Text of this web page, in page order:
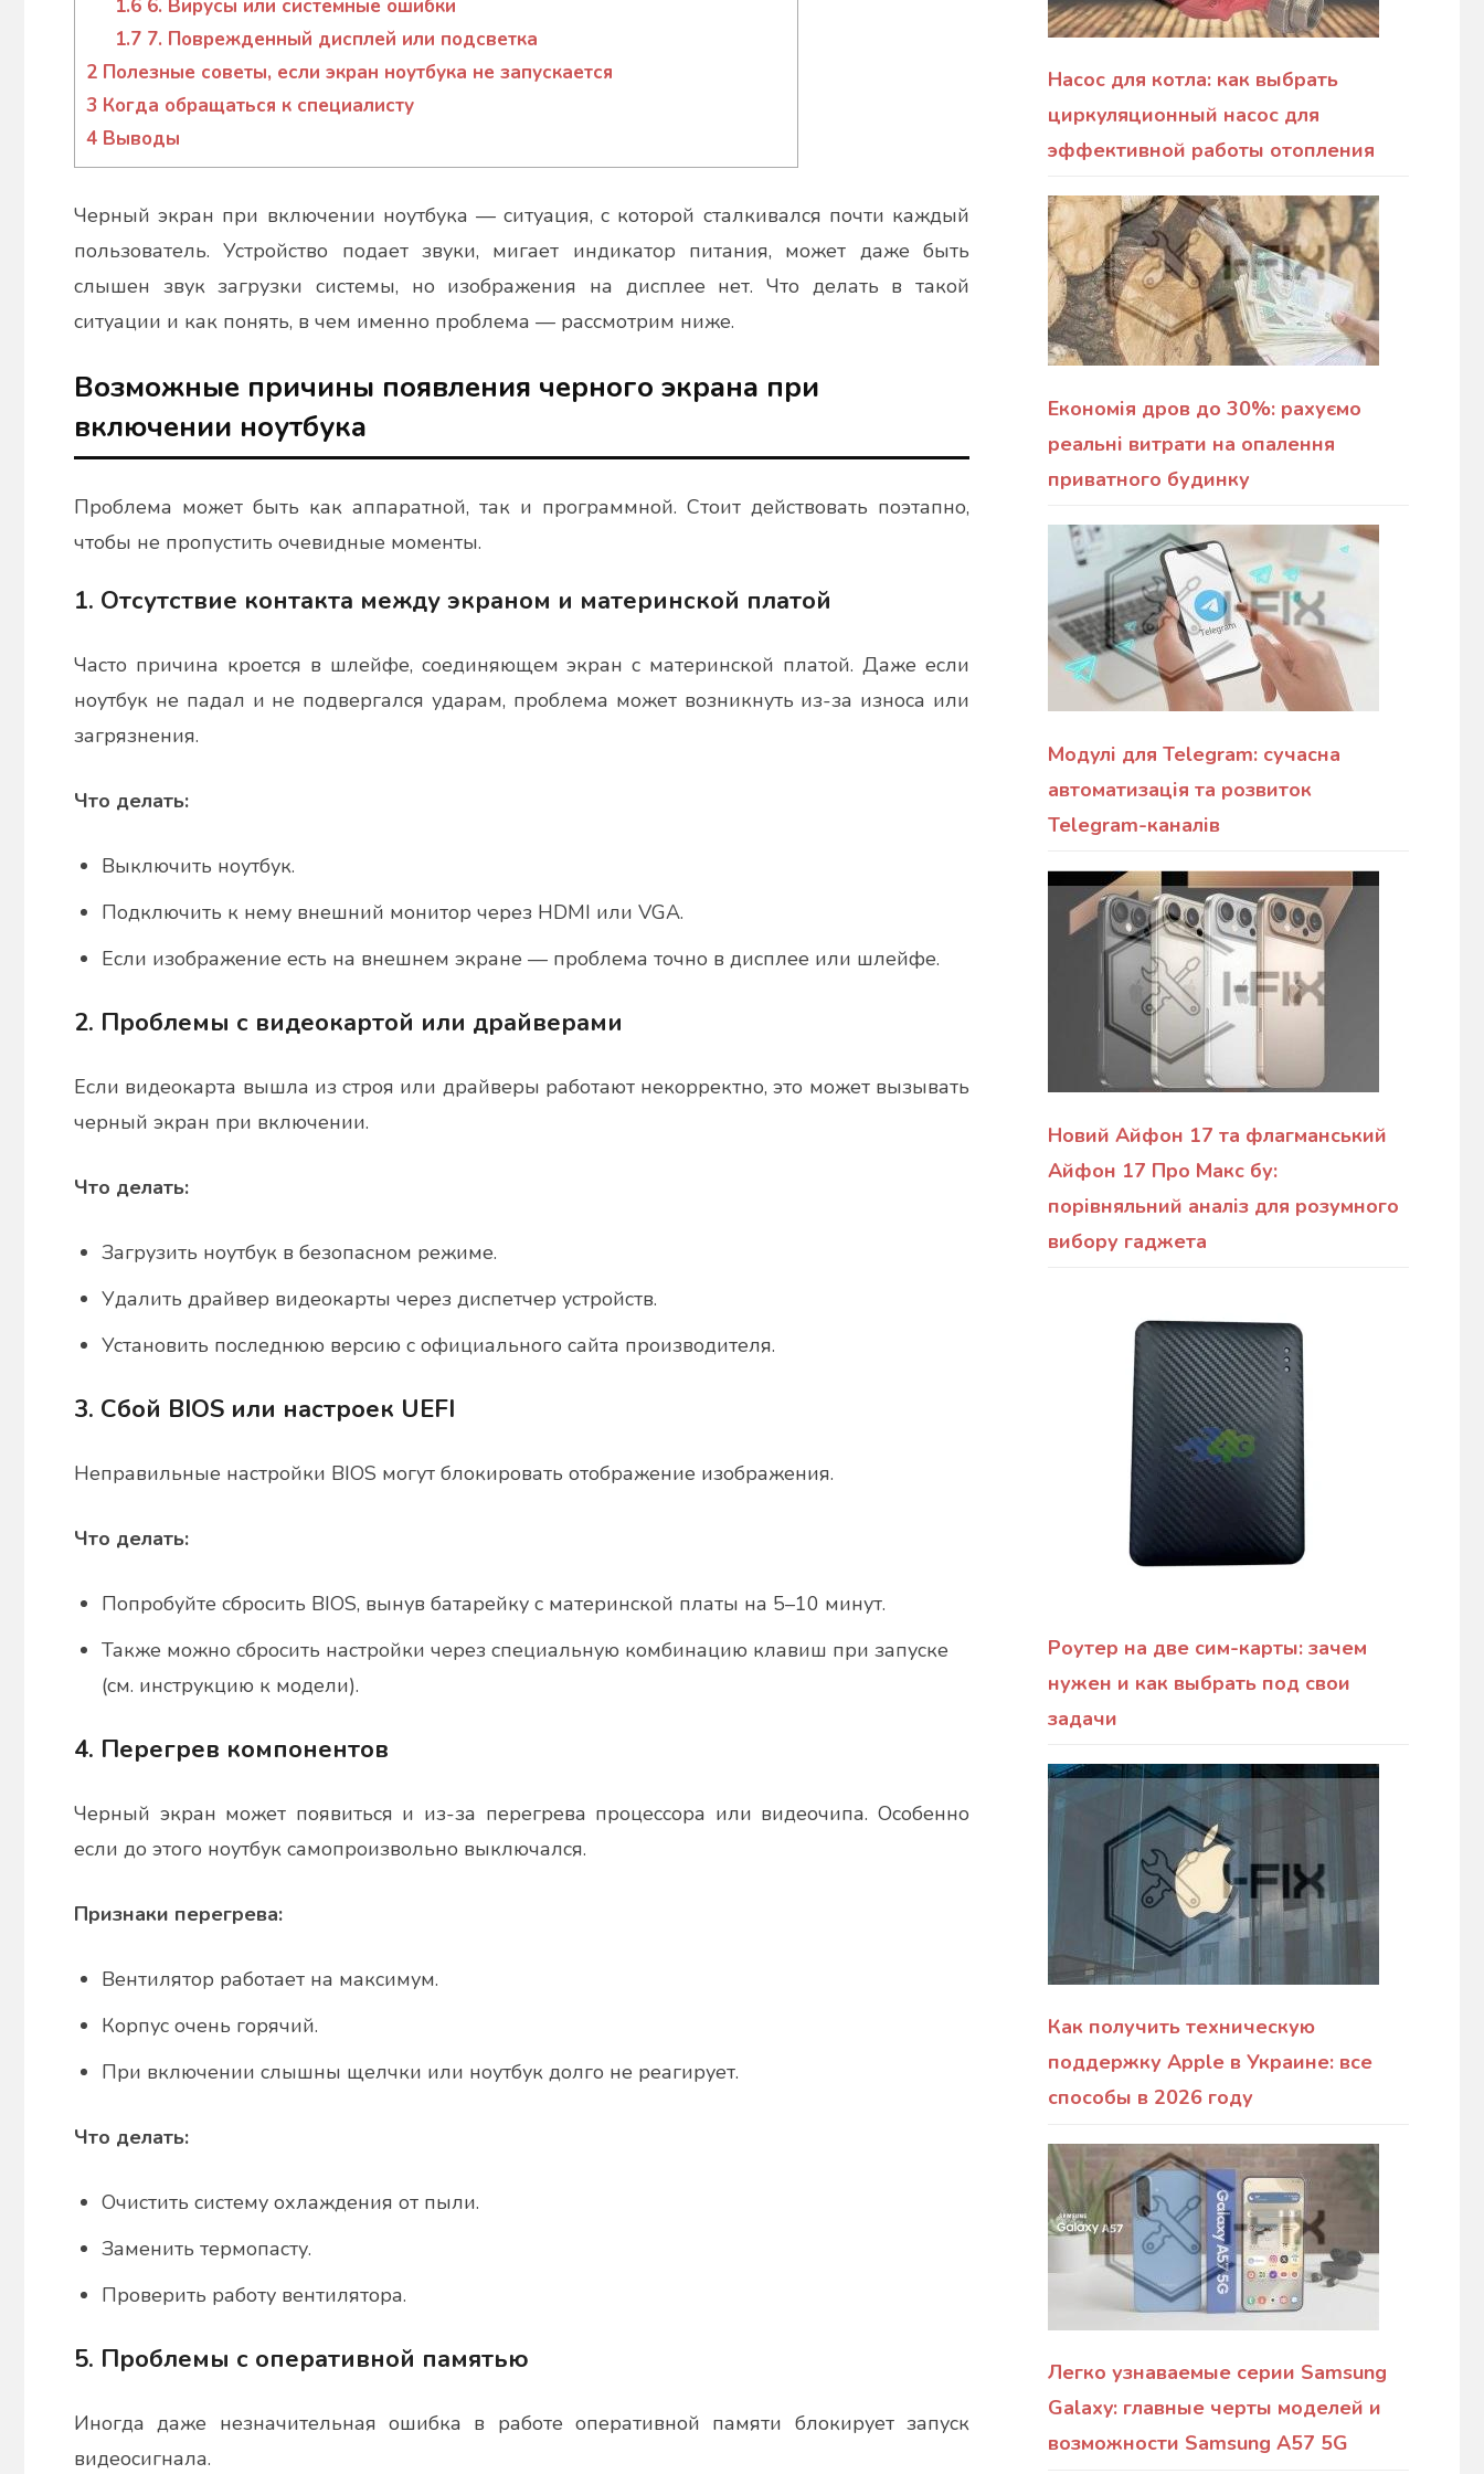
1.66. Вирусы или системные ошибки
1.77. Поврежденный дисплей или подсветка
2 Полезные советы, если экран ноутбука не запускается
3 Когда обращаться к специалисту
4 Выводы
Черный экран при включении ноутбука — ситуация, с которой сталкивался почти каждый
пользователь. Устройство подает звуки, мигает индикатор питания, может даже быть
слышен звук загрузки системы, но изображения на дисплее нет. Что делать в такой
ситуации и как понять, в чем именно проблема — рассмотрим ниже.
Возможные причины появления черного экрана при
включении ноутбука
Проблема может быть как аппаратной, так и программной. Стоит действовать поэтапно,
чтобы не пропустить очевидные моменты.
1. Отсутствие контакта между экраном и материнской платой
Часто причина кроется в шлейфе, соединяющем экран с материнской платой. Даже если
ноутбук не падал и не подвергался ударам, проблема может возникнуть из-за износа или
загрязнения.
Что делать:
Выключить ноутбук.
Подключить к нему внешний монитор через HDMI или VGA.
Если изображение есть на внешнем экране — проблема точно в дисплее или шлейфе.
2. Проблемы с видеокартой или драйверами
Если видеокарта вышла из строя или драйверы работают некорректно, это может вызывать
черный экран при включении.
Что делать:
Загрузить ноутбук в безопасном режиме.
Удалить драйвер видеокарты через диспетчер устройств.
Установить последнюю версию с официального сайта производителя.
3. Сбой BIOS или настроек UEFI
Неправильные настройки BIOS могут блокировать отображение изображения.
Что делать:
Попробуйте сбросить BIOS, вынув батарейку с материнской платы на 5–10 минут.
Также можно сбросить настройки через специальную комбинацию клавиш при запуске
(см. инструкцию к модели).
4. Перегрев компонентов
Черный экран может появиться и из-за перегрева процессора или видеочипа. Особенно
если до этого ноутбук самопроизвольно выключался.
Признаки перегрева:
Вентилятор работает на максимум.
Корпус очень горячий.
При включении слышны щелчки или ноутбук долго не реагирует.
Что делать:
Очистить систему охлаждения от пыли.
Заменить термопасту.
Проверить работу вентилятора.
5. Проблемы с оперативной памятью
Иногда даже незначительная ошибка в работе оперативной памяти блокирует запуск
видеосигнала.
Насос для котла: как выбрать
циркуляционный насос для
эффективной работы отопления
Економія дров до 30%: рахуємо
реальні витрати на опалення
приватного будинку
Модулі для Telegram: сучасна
автоматизація та розвиток
Telegram-каналів
Новий Айфон 17 та флагманський
Айфон 17 Про Макс бу:
порівняльний аналіз для розумного
вибору гаджета
Роутер на две сим-карты: зачем
нужен и как выбрать под свои
задачи
Как получить техническую
поддержку Apple в Украине: все
способы в 2026 году
Легко узнаваемые серии Samsung
Galaxy: главные черты моделей и
возможности Samsung A57 5G